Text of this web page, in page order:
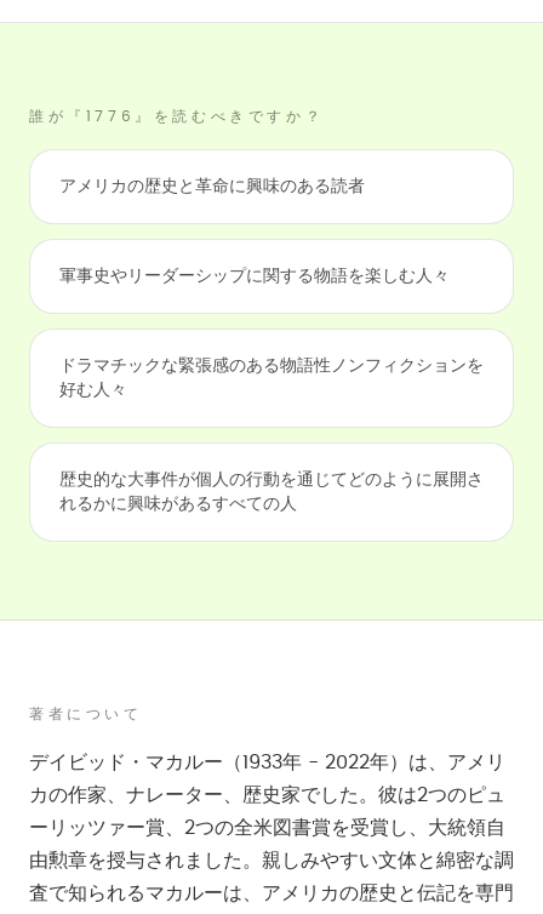
誰が『1776』を読むべきですか？
アメリカの歴史と革命に興味のある読者
軍事史やリーダーシップに関する物語を楽しむ人々
ドラマチックな緊張感のある物語性ノンフィクションを
好む人々
歴史的な大事件が個人の行動を通じてどのように展開さ
れるかに興味があるすべての人
著者について
デイビッド・マカルー（1933年 - 2022年）は、アメリ
カの作家、ナレーター、歴史家でした。彼は2つのピュ
ーリッツァー賞、2つの全米図書賞を受賞し、大統領自
由勲章を授与されました。親しみやすい文体と綿密な調
査で知られるマカルーは、アメリカの歴史と伝記を専門